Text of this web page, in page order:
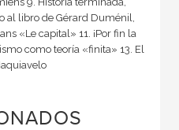
al libro de Gérard Duménil,
«Le capital» 11. ¡Por fin la
como teoría «finita» 13. El